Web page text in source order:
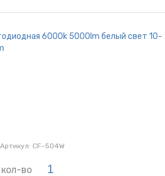
6000k 5000lm белый свет 10-
Артикул: CF-504W
кол-во